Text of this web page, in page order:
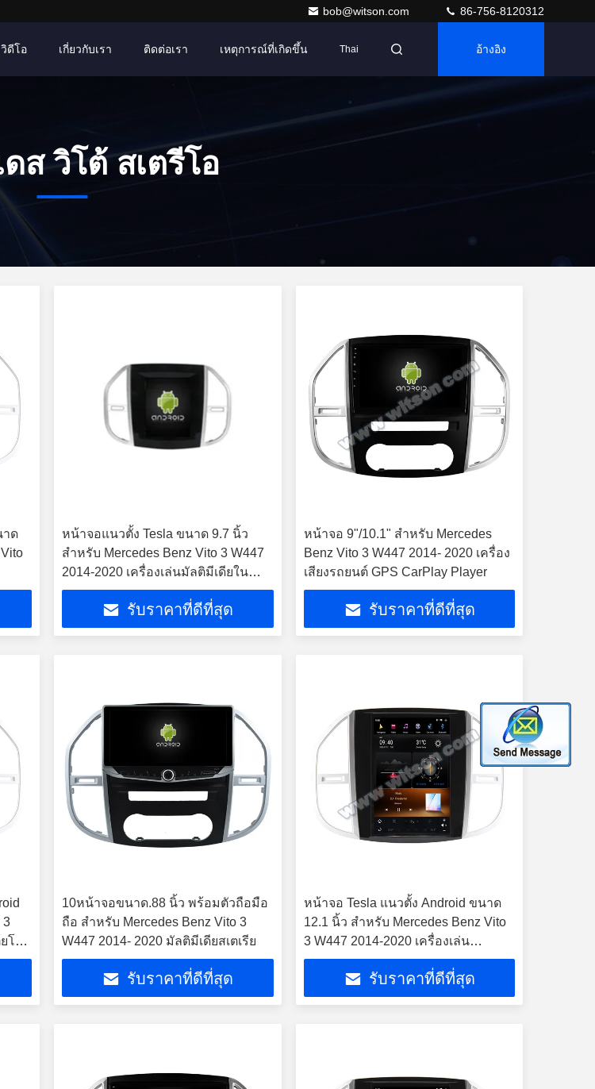
bob@witson.com 86-756-8120312
วิดีโอ เกี่ยวกับเรา ติดต่อเรา เหตุการณ์ที่เกิดขึ้น Thai อ้างอิง
ดส วิโต้ สเตรีโอ
าด
หน้าจอแนวตั้ง Tesla ขนาด 9.7 นิ้ว
สำหรับ Mercedes Benz Vito 3 W447
2014-2020 เครื่องเล่นมัลติมีเดียใน
รถยนต์ Android
รับราคาที่ดีที่สุด
หน้าจอ 9"/10.1" สําหรับ Mercedes
Benz Vito 3 W447 2014- 2020 เครื่อง
เสียงรถยนต์ GPS CarPlay Player
รับราคาที่ดีที่สุด
3
โร่
10หน้าจอขนาด.88 นิ้ว พร้อมตัวถือมือ
ถือ สําหรับ Mercedes Benz Vito 3
W447 2014- 2020 มัลติมีเดียสเตเรีย
รับราคาที่ดีที่สุด
หน้าจอ Tesla แนวตั้ง Android ขนาด
12.1 นิ้ว สำหรับ Mercedes Benz Vito
3 W447 2014-2020 เครื่องเล่น
มัลติมีเดียสเตอริโอ GPS Carplay
รับราคาที่ดีที่สุด